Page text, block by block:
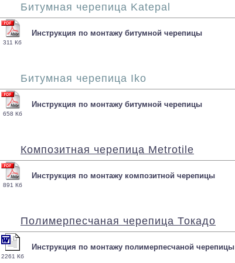
Битумная черепица Katepal
311 Кб
Инструкция по монтажу битумной черепицы
Битумная черепица Iko
658 Кб
Инструкция по монтажу битумной черепицы
Композитная черепица Metrotile
891 Кб
Инструкция по монтажу композитной черепицы
Полимерпесчаная черепица Токадо
2261 Кб
Инструкция по монтажу полимерпесчаной черепицы